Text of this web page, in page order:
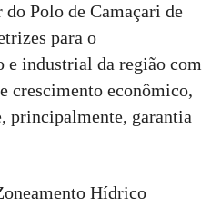
Polo de Camaçari de
para o
e industrial da região com
crescimento econômico,
principalmente, garantia
Hídrico